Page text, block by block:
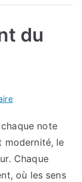
du
sur
fascinant
du
parfum
arabe
note
modernité, le
Chaque
où les sens